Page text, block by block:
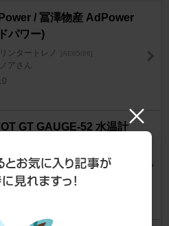
/ 冨澤物産 AdPower
パワー)
ンタートレノ [AE85/86]
ノアさん
GT GAUGE-52 水温計
ん